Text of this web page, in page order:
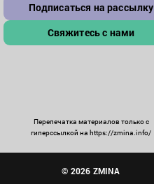
Подписаться на рассылку
Свяжитесь с нами
Перепечатка материалов только с
гиперссылкой на https://zmina.info/
© 2026 ZMINA